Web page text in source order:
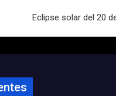
Eclipse solar del 20